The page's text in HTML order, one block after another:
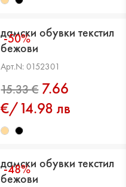
-50%
дамски обувки текстил
бежови
Арт.N: 0152301
7.66
€/14.98 лв
-48%
дамски обувки текстил
бежови